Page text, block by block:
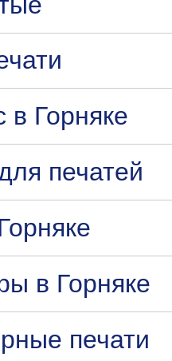
в Горняке
печатей
в Горняке
печати